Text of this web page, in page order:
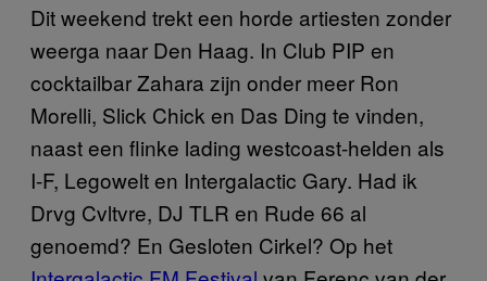
Dit weekend trekt een horde artiesten zonder
weerga naar Den Haag. In Club PIP en
cocktailbar Zahara zijn onder meer Ron
Morelli, Slick Chick en Das Ding te vinden,
naast een flinke lading westcoast-helden als
I-F, Legowelt en Intergalactic Gary. Had ik
Drvg Cvltvre, DJ TLR en Rude 66 al
genoemd? En Gesloten Cirkel? Op het